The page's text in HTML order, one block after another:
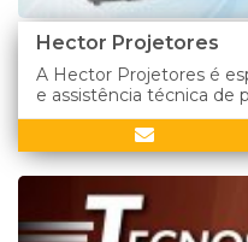
Hector Projetores
A Hector Projetores é
e assistência técnica de